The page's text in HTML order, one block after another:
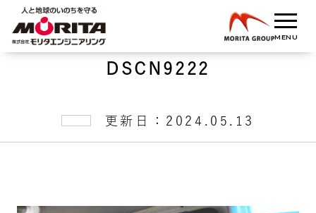
DSCN9222
更新日：2024.05.13